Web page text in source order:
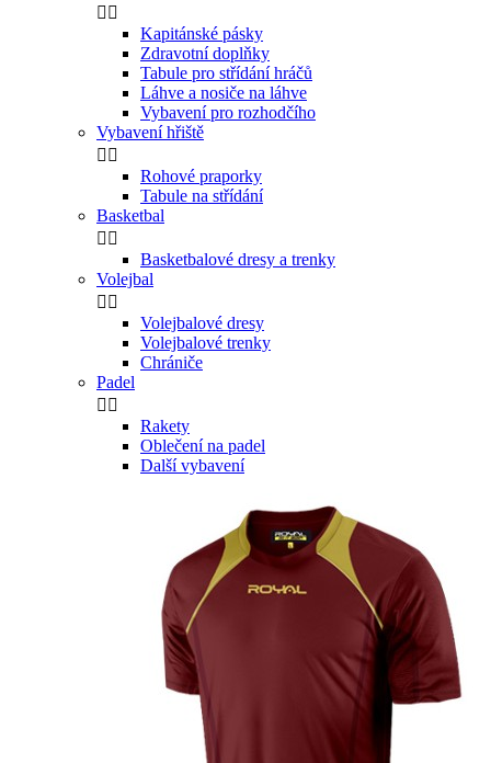
 
Kapitánské pásky
Zdravotní doplňky
Tabule pro střídání hráčů
Láhve a nosiče na láhve
Vybavení pro rozhodčího
Vybavení hřiště
 
Rohové praporky
Tabule na střídání
Basketbal
 
Basketbalové dresy a trenky
Volejbal
 
Volejbalové dresy
Volejbalové trenky
Chrániče
Padel
 
Rakety
Oblečení na padel
Další vybavení